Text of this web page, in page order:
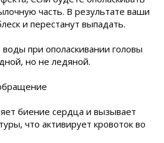
часть. В результате ваши
и перестанут выпадать.
при ополаскивании головы
но не ледяной.
биение сердца и вызывает
что активирует кровоток во